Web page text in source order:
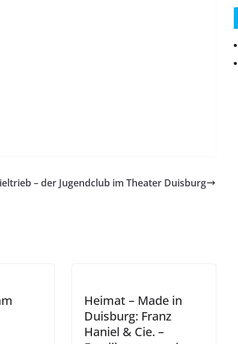
– der Jugendclub im Theater Duisburg
Heimat – Made in
Duisburg: Franz
Haniel & Cie. –